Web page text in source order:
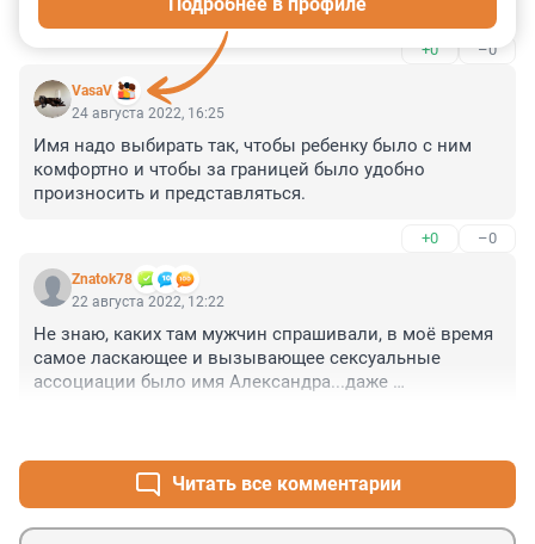
Савана илиОливия
+0 –0
VasaV
24 августа 2022, 16:25
Имя надо выбирать так, чтобы ребенку было с ним
комфортно и чтобы за границей было удобно
произносить и представляться.
+0 –0
Znatok78
22 августа 2022, 12:22
Не знаю, каких там мужчин спрашивали, в моё время
самое ласкающее и вызывающее сексуальные
ассоциации было имя Александра...даже
Читать все комментарии